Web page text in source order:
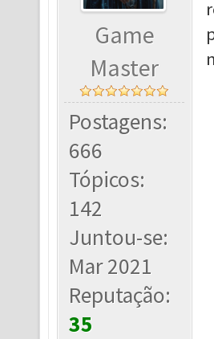
Game
Master
Postagens:
666
Tópicos:
142
Juntou-se:
Mar 2021
Reputação:
35